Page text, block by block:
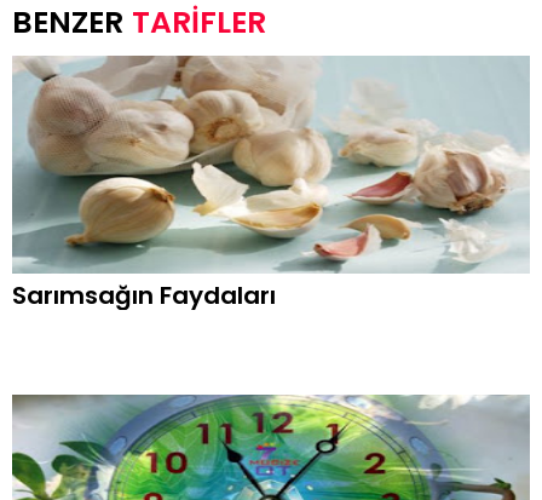
TARİFLER
Sarımsağın Faydaları